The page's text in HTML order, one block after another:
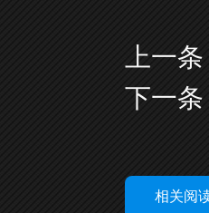
上一
下一
相关阅